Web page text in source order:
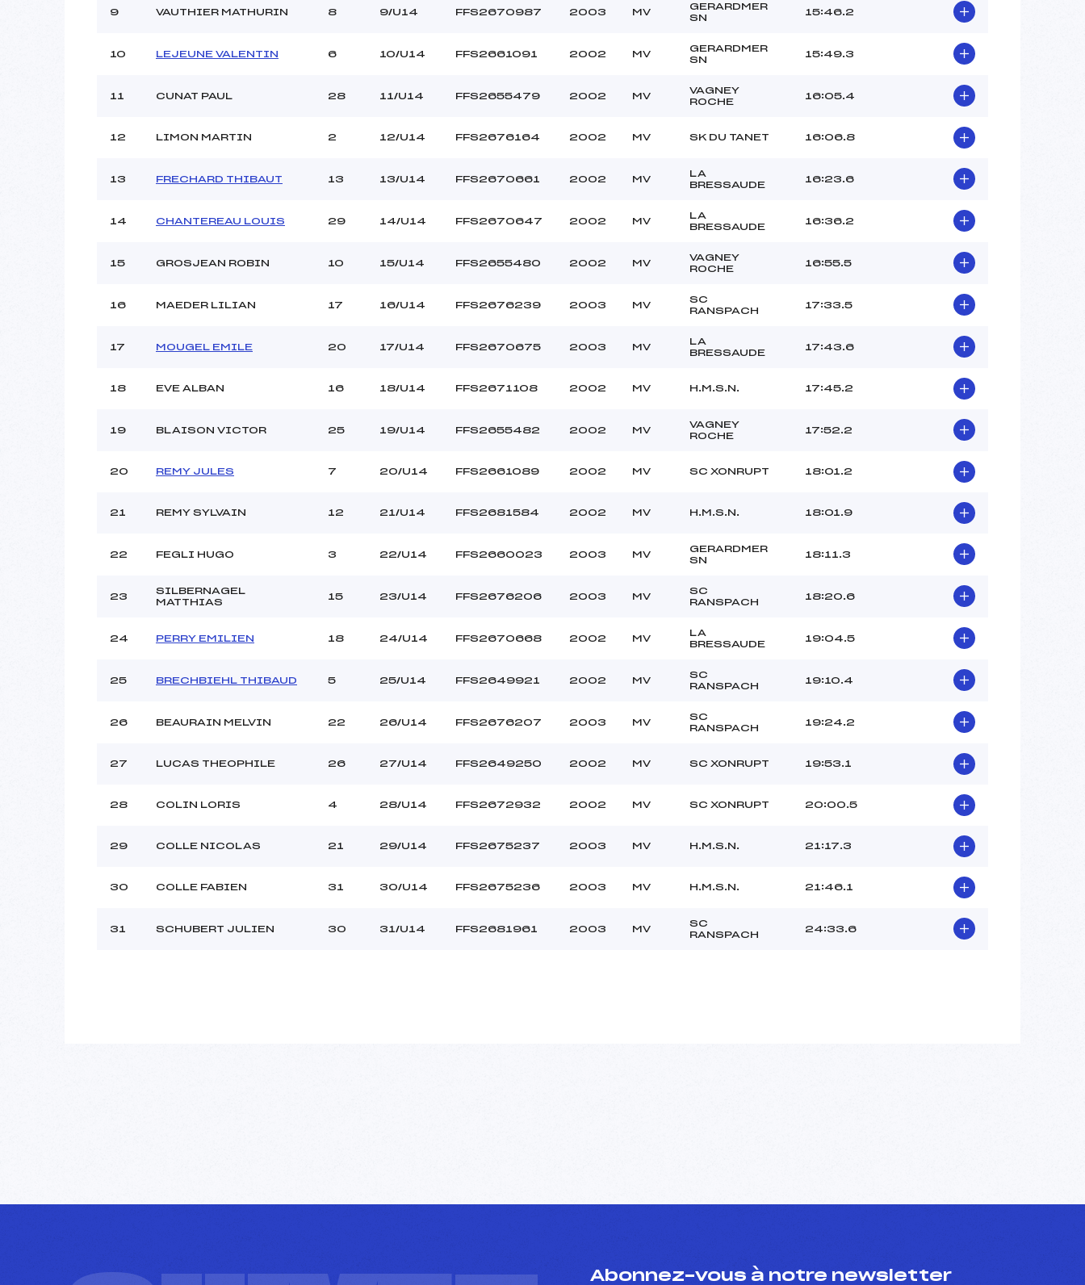
9 VAUTHIER MATHURIN 8 9/U14 FFS2670987 2003 MV
GERARDMER
SN
15:46.2
10 LEJEUNE VALENTIN 6 10/U14 FFS2661091 2002 MV
GERARDMER
SN
15:49.3
11 CUNAT PAUL 28 11/U14 FFS2655479 2002 MV
VAGNEY
ROCHE
16:05.4
12 LIMON MARTIN 2 12/U14 FFS2676164 2002 MV SK DU TANET 16:06.8
13 FRECHARD THIBAUT 13 13/U14 FFS2670661 2002 MV
LA
BRESSAUDE
16:23.6
14 CHANTEREAU LOUIS 29 14/U14 FFS2670647 2002 MV
LA
BRESSAUDE
16:36.2
15 GROSJEAN ROBIN 10 15/U14 FFS2655480 2002 MV
VAGNEY
ROCHE
16:55.5
16 MAEDER LILIAN 17 16/U14 FFS2676239 2003 MV
SC
RANSPACH
17:33.5
17 MOUGEL EMILE 20 17/U14 FFS2670675 2003 MV
LA
BRESSAUDE
17:43.6
18 EVE ALBAN 16 18/U14 FFS2671108 2002 MV H.M.S.N. 17:45.2
19 BLAISON VICTOR 25 19/U14 FFS2655482 2002 MV
VAGNEY
ROCHE
17:52.2
20 REMY JULES 7 20/U14 FFS2661089 2002 MV SC XONRUPT 18:01.2
21 REMY SYLVAIN 12 21/U14 FFS2681584 2002 MV H.M.S.N. 18:01.9
22 FEGLI HUGO 3 22/U14 FFS2660023 2003 MV
GERARDMER
SN
18:11.3
23
SILBERNAGEL
MATTHIAS
15 23/U14 FFS2676206 2003 MV
SC
RANSPACH
18:20.6
24 PERRY EMILIEN 18 24/U14 FFS2670668 2002 MV
LA
BRESSAUDE
19:04.5
25 BRECHBIEHL THIBAUD 5 25/U14 FFS2649921 2002 MV
SC
RANSPACH
19:10.4
26 BEAURAIN MELVIN 22 26/U14 FFS2676207 2003 MV
SC
RANSPACH
19:24.2
27 LUCAS THEOPHILE 26 27/U14 FFS2649250 2002 MV SC XONRUPT 19:53.1
28 COLIN LORIS 4 28/U14 FFS2672932 2002 MV SC XONRUPT 20:00.5
29 COLLE NICOLAS 21 29/U14 FFS2675237 2003 MV H.M.S.N. 21:17.3
30 COLLE FABIEN 31 30/U14 FFS2675236 2003 MV H.M.S.N. 21:46.1
31 SCHUBERT JULIEN 30 31/U14 FFS2681961 2003 MV
SC
RANSPACH
24:33.6
Abonnez-vous à notre newsletter